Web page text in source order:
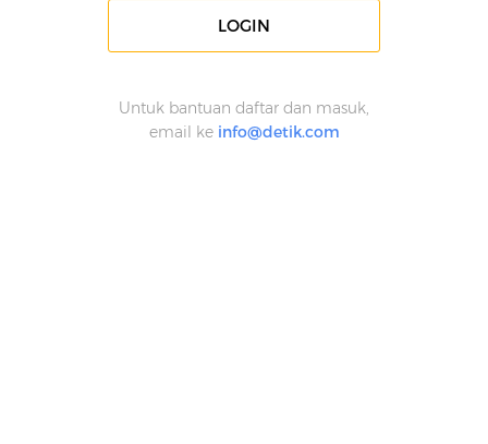
LOGIN
Untuk bantuan daftar dan masuk,
email ke info@detik.com